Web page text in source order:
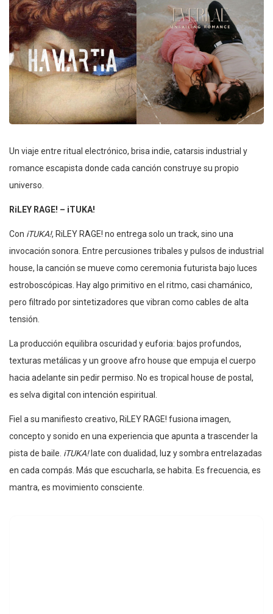
Un viaje entre ritual electrónico, brisa indie, catarsis industrial y
romance escapista donde cada canción construye su propio
universo.
RiLEY RAGE! – iTUKA!
Con iTUKA!, RiLEY RAGE! no entrega solo un track, sino una
invocación sonora. Entre percusiones tribales y pulsos de industrial
house, la canción se mueve como ceremonia futurista bajo luces
estroboscópicas. Hay algo primitivo en el ritmo, casi chamánico,
pero filtrado por sintetizadores que vibran como cables de alta
tensión.
La producción equilibra oscuridad y euforia: bajos profundos,
texturas metálicas y un groove afro house que empuja el cuerpo
hacia adelante sin pedir permiso. No es tropical house de postal,
es selva digital con intención espiritual.
Fiel a su manifiesto creativo, RiLEY RAGE! fusiona imagen,
concepto y sonido en una experiencia que apunta a trascender la
pista de baile. iTUKA!late con dualidad, luz y sombra entrelazadas
en cada compás. Más que escucharla, se habita. Es frecuencia, es
mantra, es movimiento consciente.